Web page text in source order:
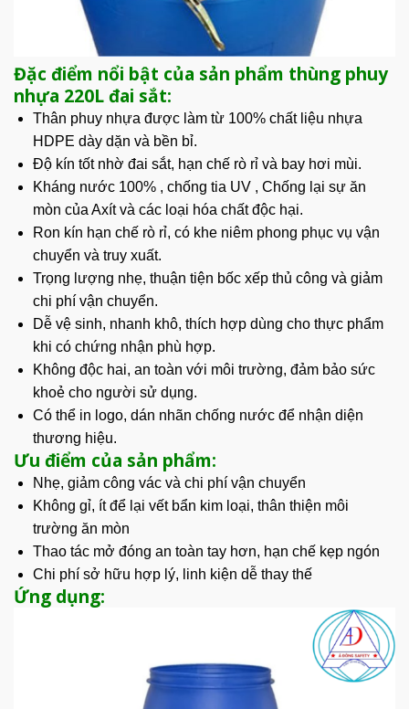
Đặc điểm nổi bật của sản phẩm thùng phuy
nhựa 220L đai sắt:
Thân phuy nhựa được làm từ 100% chất liệu nhựa
HDPE dày dặn và bền bỉ.
Độ kín tốt nhờ đai sắt, hạn chế rò rỉ và bay hơi mùi.
Kháng nước100% , chống tia UV , Chống lại sự ăn
mòn của Axít và các loại hóa chất độc hại.
Ron kín hạn chế rò rỉ, có khe niêm phong phục vụ vận
chuyển và truy xuất.
Trọng lượng nhẹ, thuận tiện bốc xếp thủ công và giảm
chi phí vận chuyển.
Dễ vệ sinh, nhanh khô, thích hợp dùng chothực phẩm
khi có chứng nhận phù hợp.
Không độc hai, an toàn với môi trường, đảm bảo sức
khoẻ cho người sử dụng.
Có thể in logo, dán nhãn chống nước để nhận diện
thương hiệu.
Ưu điểm của sản phẩm:
Nhẹ, giảm công vác và chi phí vận chuyển
Không gỉ, ít để lại vết bẩn kim loại, thân thiện môi
trường ăn mòn
Thao tác mở đóng an toàn tay hơn, hạn chế kẹp ngón
Chi phí sở hữu hợp lý, linh kiện dễ thay thế
Ứng dụng: